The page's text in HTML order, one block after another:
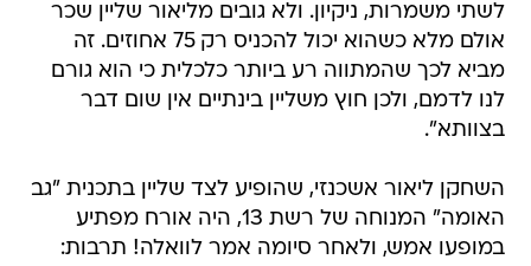
לשתי משמרות, ניקיון. ולא גובים מליאור שליין שכר
אולם מלא כשהוא יכול להכניס רק 75 אחוזים. זה
מביא לכך שהמתווה רע ביותר כלכלית כי הוא גורם
לנו לדמם, ולכן חוץ משליין בינתיים אין שום דבר
בצוותא".
השחקן ליאור אשכנזי, שהופיע לצד שליין בתכנית "גב
האומה" המנוחה של רשת 13, היה אורח מפתיע
במופעו אמש, ולאחר סיומה אמר לוואלה! תרבות: